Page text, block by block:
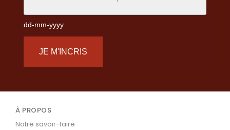
dd-mm-yyyy
JE M'INCRIS
À PROPOS
Notre savoir-faire